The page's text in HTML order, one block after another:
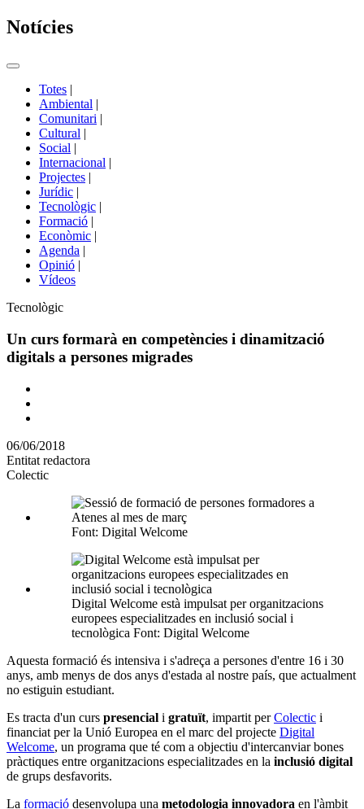
Notícies
Commutador
portals
Totes |
Ambiental |
Comunitari |
Cultural |
Social |
Internacional |
Projectes |
Jurídic |
Tecnològic |
Formació |
Econòmic |
Agenda |
Opinió |
Vídeos
Àmbit
la
notícia
Tecnològic
Un curs formarà en competències i dinamització
digitals a persones migrades
Comparteix
altres
xarxes
socials
06/06/2018
Entitat redactora
Colectic
Font: Digital Welcome
Digital Welcome està impulsat per organitzacions
europees especialitzades en inclusió social i
tecnològica Font: Digital Welcome
Aquesta formació és intensiva i s'adreça a persones d'entre 16 i 30
anys, amb menys de dos anys d'estada al nostre país, que actualment
no estiguin estudiant.
Es tracta d'un curs presencial i gratuït, impartit perColectic i
financiat per la Unió Europea en el marc del projecte Digital
Welcome, un programa que té com a objectiu d'intercanviar bones
pràctiques entre organitzacions especialitzades en la inclusió digital
de grups desfavorits.
La formació desenvolupa una metodologia innovadora en l'àmbit